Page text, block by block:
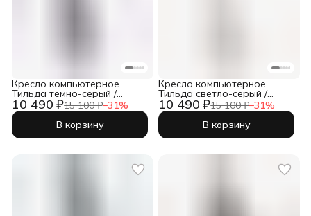
10 490 ₽15 100 ₽−31%
Кресло компьютерное
Тильда темно-серый /
белый
В корзину
10 490 ₽15 100 ₽−31%
Кресло компьютерное
Тильда светло-серый /
белый
В корзину